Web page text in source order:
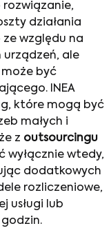
działania
względu na
urządzeń, ale
być
INEA
które mogą być
małych i
z outsourcingu
wyłącznie wtedy,
dodatkowych
rozliczeniowe,
usługi lub